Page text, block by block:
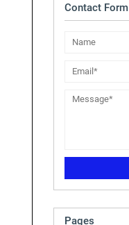
Contact Form
Pages